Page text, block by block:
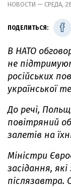
НОВОСТИ — СРЕДА,
ПОДЕЛИТЬСЯ:
В НАТО
не
російських
української
До речі,
повітряний
залетів на
Міністри
засідання,
післязавтра.